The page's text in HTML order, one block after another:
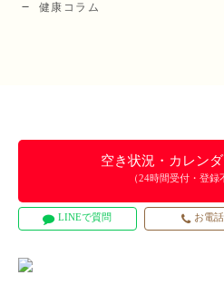
健康コラム
空き状況・カレン
（24時間受付・登録
LINEで質問 お電話